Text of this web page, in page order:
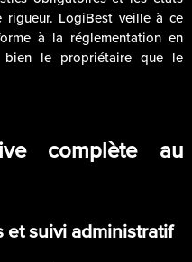
rigueur. LogiBest veille à ce
à la réglementation en
le propriétaire que le
complète au
et suivi administratif